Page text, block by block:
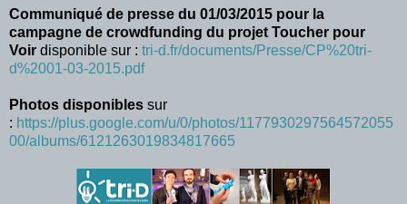
Communiqué de presse du 01/03/2015 pour la
campagne de crowdfunding du projet Toucher pour
Voir disponible sur : tri-d.fr/documents/Presse/CP%20tri-
d%2001-03-2015.pdf
Photos disponibles sur
: https://plus.google.com/u/0/photos/1177930297564572055
00/albums/6121263019834817665